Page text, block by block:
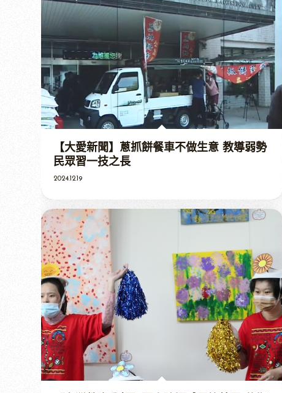
【大愛新聞】蔥抓餅餐車不做生意 教導弱勢
民眾習一技之長
2024.12.19